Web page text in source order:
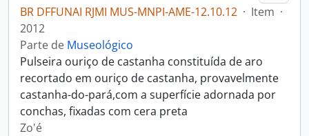
BR DFFUNAI RJMI MUS-MNPI-AME-12.10.12 · Item ·
2012
Parte de Museológico
Pulseira ouriço de castanha constituída de aro
recortado em ouriço de castanha, provavelmente
castanha-do-pará,com a superfície adornada por
conchas, fixadas com cera preta
Zo'é